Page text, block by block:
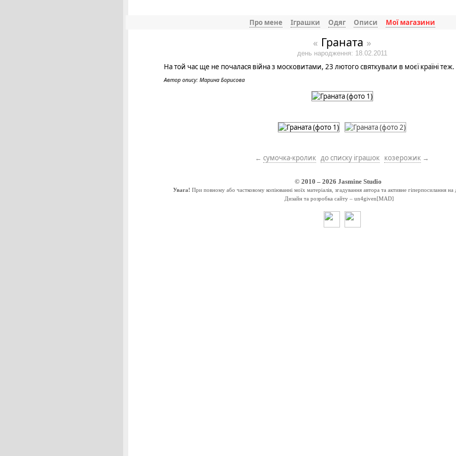
Про мене Іграшки Одяг Описи Мої магазини
« Граната »
день народження: 18.02.2011
На той час ще не почалася війна з московитами, 23 лютого святкували в моєї країні теж.
Автор опису: Марина Борисова
← сумочка-кролик до списку іграшок козерожик →
© 2010 – 2026 Jasmine Studio
Увага! При повному або частковому копіюванні моїх матеріалів, згадування автора та активне гіперпосилання на
Дизайн та розробка сайту – un4given[MAD]